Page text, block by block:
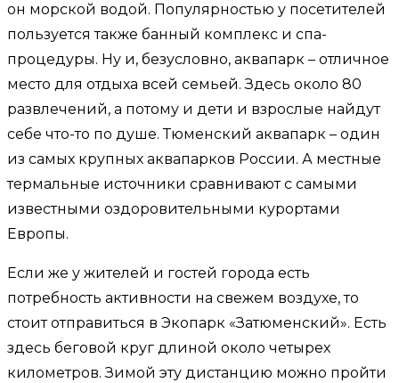
он морской водой. Популярностью у посетителей
пользуется также банный комплекс и спа-
процедуры. Ну и, безусловно, аквапарк – отличное
место для отдыха всей семьей. Здесь около 80
развлечений, а потому и дети и взрослые найдут
себе что-то по душе. Тюменский аквапарк – один
из самых крупных аквапарков России. А местные
термальные источники сравнивают с самыми
известными оздоровительными курортами
Европы.
Если же у жителей и гостей города есть
потребность активности на свежем воздухе, то
стоит отправиться в Экопарк «Затюменский». Есть
здесь беговой круг длиной около четырех
километров. Зимой эту дистанцию можно пройти